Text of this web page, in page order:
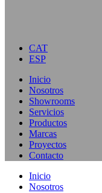
CAT
ESP
Inicio
Nosotros
Showrooms
Servicios
Productos
Marcas
Proyectos
Contacto
Inicio
Nosotros